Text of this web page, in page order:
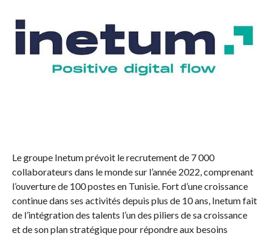
Le groupe Inetum prévoit le recrutement de 7 000
collaborateurs dans le monde sur l’année 2022, comprenant
l’ouverture de 100 postes en Tunisie. Fort d’une croissance
continue dans ses activités depuis plus de 10 ans, Inetum fait
de l’intégration des talents l’un des piliers de sa croissance
et de son plan stratégique pour répondre aux besoins